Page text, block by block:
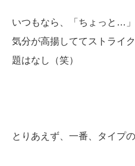
いつもなら、「ちょっと…
気分が高揚しててストライ
題はなし（笑）
とりあえず、一番、タイプ